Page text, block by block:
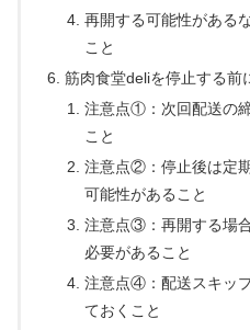
再開する可能性がある
こと
筋肉食堂deliを停止する前
注意点①：次回配送の
こと
注意点②：停止後は定
可能性があること
注意点③：再開する場
必要があること
注意点④：配送スキッ
ておくこと